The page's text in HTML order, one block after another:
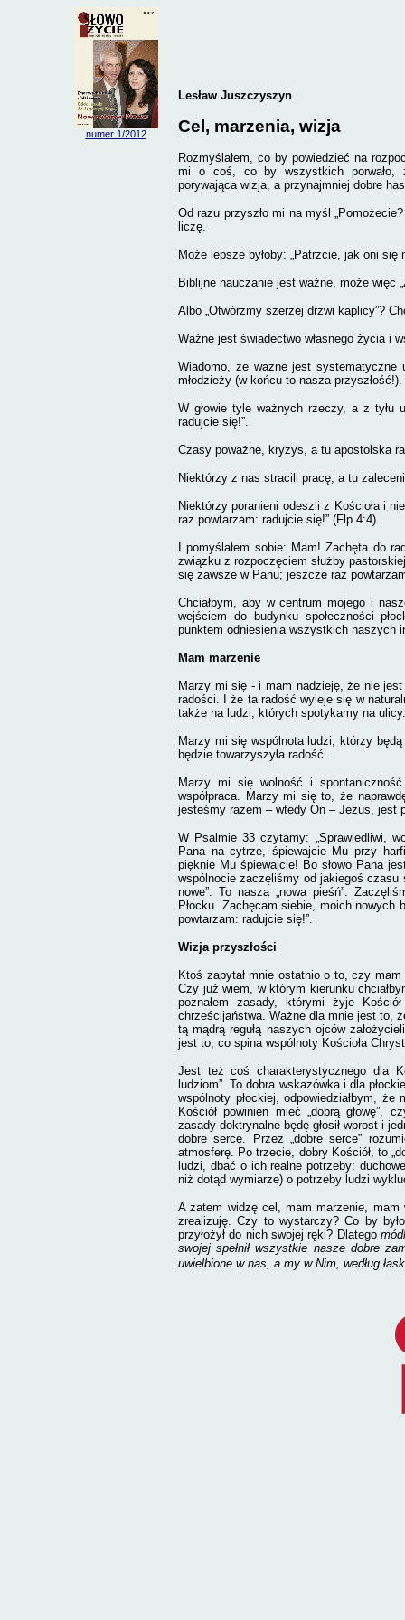
numer 1/2012
Lesław Juszczyszyn
Cel, marzenia, wizja
Rozmyślałem, co by powiedzieć na
mi o coś, co by wszystkich porwało,
porywająca wizja, a przynajmniej dobre
Od razu przyszło mi na myśl
liczę.
Może lepsze byłoby: „Patrzcie, jak oni się
Biblijne nauczanie jest ważne, może więc
Albo „Otwórzmy szerzej drzwi kaplicy”?
Ważne jest świadectwo własnego życia i
Wiadomo, że ważne jest
młodzieży (w końcu to nasza
W głowie tyle ważnych rzeczy, a z tyłu
radujcie się!”.
Czasy poważne, kryzys, a tu apostolska
Niektórzy z nas stracili pracę, a tu
Niektórzy poranieni odeszli z Kościoła i
raz powtarzam: radujcie się!” (Flp 4:4).
I pomyślałem sobie: Mam! Zachęta do
związku z rozpoczęciem służby
się zawsze w Panu; jeszcze raz
Chciałbym, aby w centrum mojego i
wejściem do budynku społeczności
punktem odniesienia wszystkich naszych
Mam marzenie
Marzy mi się - i mam nadzieję, że nie
radości. I że ta radość wyleje się w
także na ludzi, których spotykamy na ulicy.
Marzy mi się wspólnota ludzi, którzy
będzie towarzyszyła radość.
Marzy mi się wolność i
współpraca. Marzy mi się to, że
jesteśmy razem – wtedy On – Jezus, jest
W Psalmie 33 czytamy: „Sprawiedliwi,
Pana na cytrze, śpiewajcie Mu przy
pięknie Mu śpiewajcie! Bo słowo Pana
wspólnocie zaczęliśmy od jakiegoś czasu
nowe”. To nasza „nowa pieśń”.
Płocku. Zachęcam siebie, moich
powtarzam: radujcie się!”.
Wizja przyszłości
Ktoś zapytał mnie ostatnio o to, czy
Czy już wiem, w którym kierunku
poznałem zasady, którymi żyje
chrześcijaństwa. Ważne dla mnie jest to,
tą mądrą regułą naszych ojców
jest to, co spina wspólnoty Kościoła
Jest też coś charakterystycznego dla
ludziom”. To dobra wskazówka i dla
wspólnoty płockiej, odpowiedziałbym,
Kościół powinien mieć „dobrą głowę”,
zasady doktrynalne będę głosił wprost i
dobre serce. Przez „dobre serce”
atmosferę. Po trzecie, dobry Kościół, to
ludzi, dbać o ich realne potrzeby:
niż dotąd wymiarze) o potrzeby ludzi
A zatem widzę cel, mam marzenie,
zrealizuję. Czy to wystarczy? Co by
przyłożył do nich swojej ręki? Dlategom
swojej spełnił wszystkie nasze dobre
uwielbione w nas, a my w Nim, według